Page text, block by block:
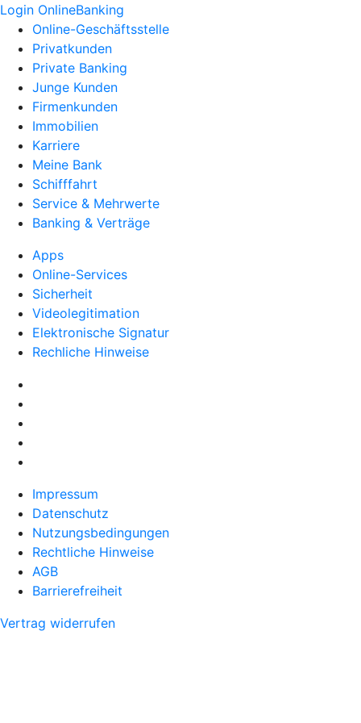
Login OnlineBanking
Online-Geschäftsstelle
Privatkunden
Private Banking
Junge Kunden
Firmenkunden
Immobilien
Karriere
Meine Bank
Schifffahrt
Service & Mehrwerte
Banking & Verträge
Apps
Online-Services
Sicherheit
Videolegitimation
Elektronische Signatur
Rechliche Hinweise
Impressum
Datenschutz
Nutzungsbedingungen
Rechtliche Hinweise
AGB
Barrierefreiheit
Vertrag widerrufen